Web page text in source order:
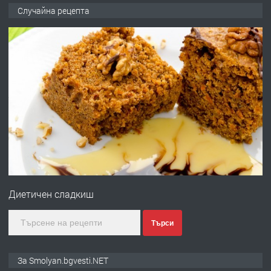
преди 2 години
ПРЕДЛАГА
УДЪЛЖАВАНЕ НА ЧОВЕШКИЯТ
ЖИВОТ И ПОДОБРЯВАНЕ НА
НЕГОВОТО КАЧЕСТВО
преди 2 години
ПРЕДЛАГА Имот в Северна Гърция, до Кавала
Случайна рецепта
Диетичен сладкиш
Търси
За Smolyan.bgvesti.NET